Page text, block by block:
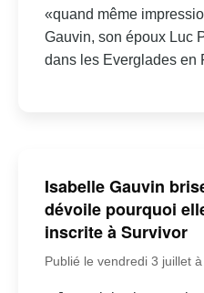
«quand même
Gauvin, son époux Luc
dans les Everglades en
Isabelle Gauvin
dévoile pourquoi
inscrite à Survivor
Publié le vendredi 3 juillet